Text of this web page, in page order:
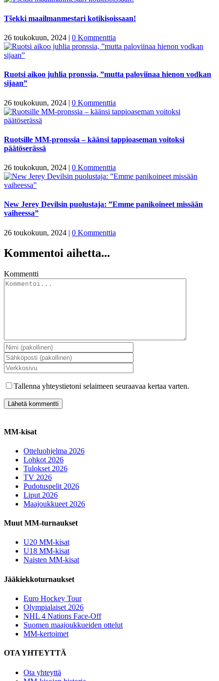
Tšekki maailmanmestari kotikisoissaan!
26 toukokuun, 2024 | 0 Kommenttia
Ruotsi aikoo juhlia pronssia, ”mutta paloviinaa hienon vodkan
sijaan”
26 toukokuun, 2024 | 0 Kommenttia
Ruotsille MM-pronssia – käänsi tappioaseman voitoksi
päätöserässä
26 toukokuun, 2024 | 0 Kommenttia
New Jerey Devilsin puolustaja: ”Emme panikoineet missään
vaiheessa”
26 toukokuun, 2024 | 0 Kommenttia
Kommentoi aihetta...
Kommentti
Tallenna yhteystietoni selaimeen seuraavaa kertaa varten.
MM-kisat
Otteluohjelma 2026
Lohkot 2026
Tulokset 2026
TV 2026
Pudotuspelit 2026
Liput 2026
Maajoukkueet 2026
Muut MM-turnaukset
U20 MM-kisat
U18 MM-kisat
Naisten MM-kisat
Jääkiekkoturnaukset
Euro Hockey Tour
Olympialaiset 2026
NHL 4 Nations Face-Off
Suomen maajoukkueiden ottelut
MM-kertoimet
OTA YHTEYTTÄ
Ota yhteyttä